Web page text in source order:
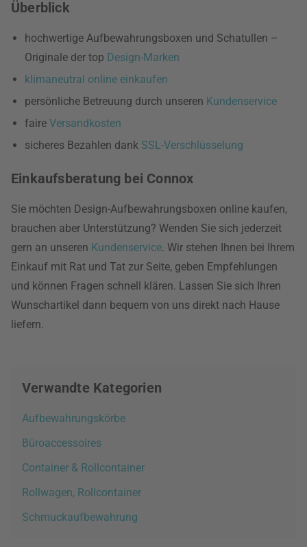
Überblick
hochwertige Aufbewahrungsboxen und Schatullen –
Originale der top Design-Marken
klimaneutral online einkaufen
persönliche Betreuung durch unseren Kundenservice
faire Versandkosten
sicheres Bezahlen dank SSL-Verschlüsselung
Einkaufsberatung bei Connox
Sie möchten Design-Aufbewahrungsboxen online kaufen,
brauchen aber Unterstützung? Wenden Sie sich jederzeit
gern an unseren Kundenservice. Wir stehen Ihnen bei Ihrem
Einkauf mit Rat und Tat zur Seite, geben Empfehlungen
und können Fragen schnell klären. Lassen Sie sich Ihren
Wunschartikel dann bequem von uns direkt nach Hause
liefern.
Verwandte Kategorien
Aufbewahrungskörbe
Büroaccessoires
Container & Rollcontainer
Rollwagen, Rollcontainer
Schmuckaufbewahrung